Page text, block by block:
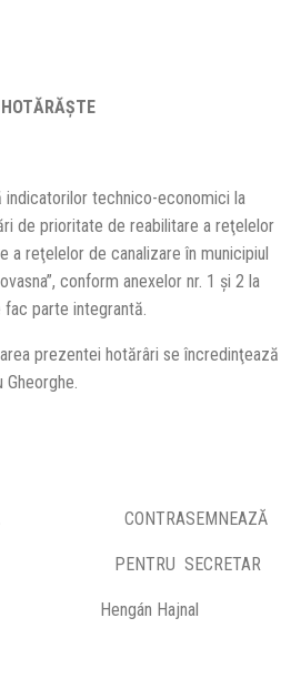
HOTĂRĂŞTE
technico-economici la
de prioritate de reabilitare a reţelelor
a reţelelor de canalizare în municipiul
conform anexelor nr. 1 şi 2 la
parte integrantă.
prezentei hotărâri se încredinţează
Gheorghe.
CONTRASEMNEAZĂ
SECRETAR
Hajnal